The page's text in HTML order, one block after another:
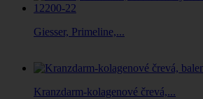
Giesser, Primeline,...
Kranzdarm-kolagenové črevá,...